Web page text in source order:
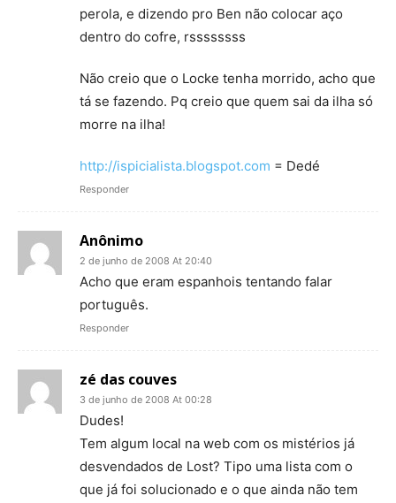
perola, e dizendo pro Ben não colocar aço
dentro do cofre, rssssssss
Não creio que o Locke tenha morrido, acho que
tá se fazendo. Pq creio que quem sai da ilha só
morre na ilha!
http://ispicialista.blogspot.com = Dedé
Responder
Anônimo
2 de junho de 2008 At 20:40
Acho que eram espanhois tentando falar
português.
Responder
zé das couves
3 de junho de 2008 At 00:28
Dudes!
Tem algum local na web com os mistérios já
desvendados de Lost? Tipo uma lista com o
que já foi solucionado e o que ainda não tem